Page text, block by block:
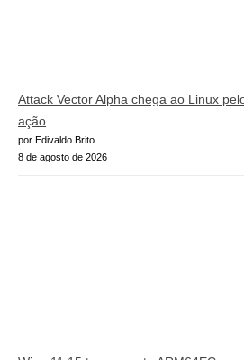
Attack Vector Alpha chega ao Linux
ação
por Edivaldo Brito
8 de agosto de 2026